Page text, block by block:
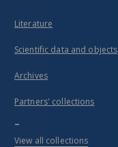
Literature
Scientific data and objects
Archives
Partners' collections
...
View all collections